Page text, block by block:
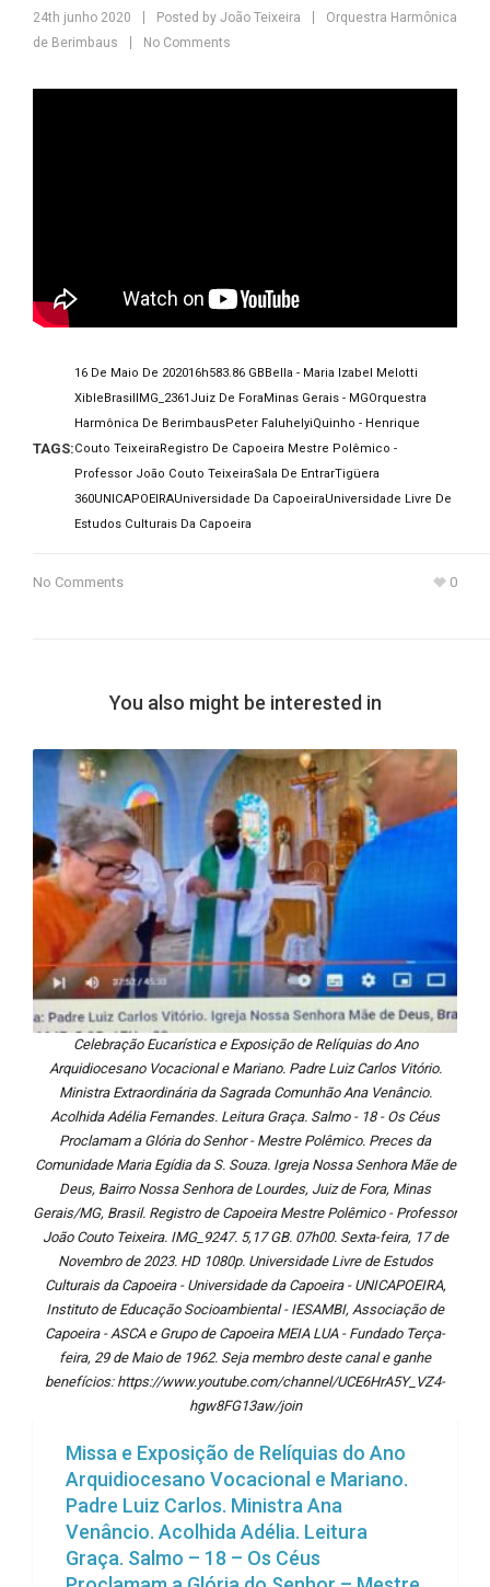
24th junho 2020 Posted by João Teixeira
Orquestra Harmônica
de Berimbaus
No Comments
TAGS:
16 De Maio De 202016h583.86 GB Bella - Maria Izabel Melotti
Xible Brasil IMG_2361 Juiz De Fora Minas Gerais - MGOrquestra
Harmônica De BerimbausPeter FaluhelyiQuinho - Henrique
Couto Teixeira Registro De Capoeira Mestre Polêmico -
Professor João Couto TeixeiraSala De EntrarTigüera
360UNICAPOEIRAUniversidade Da CapoeiraUniversidade Livre De
Estudos Culturais Da Capoeira
No Comments 0
You also might be interested in
Celebração Eucarística e Exposição de Relíquias do Ano
Arquidiocesano Vocacional e Mariano. Padre Luiz Carlos Vitório.
Ministra Extraordinária da Sagrada Comunhão Ana Venâncio.
Acolhida Adélia Fernandes. Leitura Graça. Salmo - 18 - Os Céus
Proclamam a Glória do Senhor - Mestre Polêmico. Preces da
Comunidade Maria Egídia da S. Souza. Igreja Nossa Senhora Mãe de
Deus, Bairro Nossa Senhora de Lourdes, Juiz de Fora, Minas
Gerais/MG, Brasil. Registro de Capoeira Mestre Polêmico - Professor
João Couto Teixeira. IMG_9247. 5,17 GB. 07h00. Sexta-feira, 17 de
Novembro de 2023. HD 1080p. Universidade Livre de Estudos
Culturais da Capoeira - Universidade da Capoeira - UNICAPOEIRA,
Instituto de Educação Socioambiental - IESAMBI, Associação de
Capoeira - ASCA e Grupo de Capoeira MEIA LUA - Fundado Terça-
feira, 29 de Maio de 1962. Seja membro deste canal e ganhe
benefícios: https://www.youtube.com/channel/UCE6HrA5Y_VZ4-
hgw8FG13aw/join
Missa e Exposição de Relíquias do Ano
Arquidiocesano Vocacional e Mariano.
Padre Luiz Carlos. Ministra Ana
Venâncio. Acolhida Adélia. Leitura
Graça. Salmo – 18 – Os Céus